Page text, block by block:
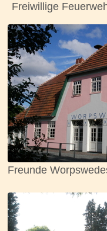
Freiwillige
Freunde